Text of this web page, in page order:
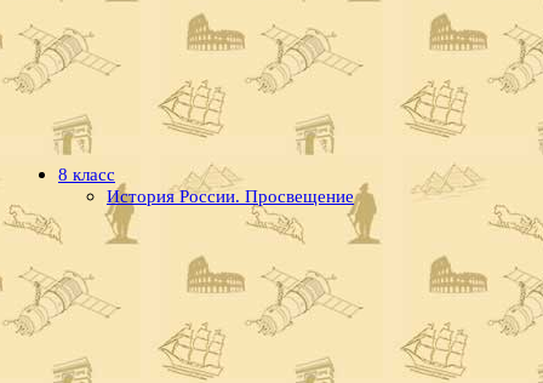
8 класс
История России. Просвещение